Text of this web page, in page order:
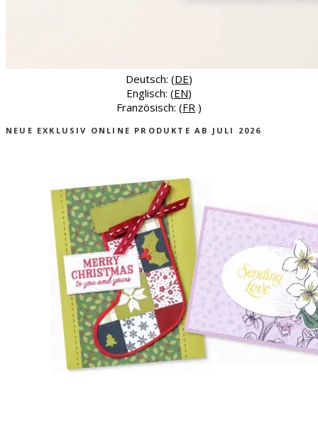
Deutsch: (DE)
Englisch: (EN)
Französisch: (FR )
NEUE EXKLUSIV ONLINE PRODUKTE AB JULI 2026